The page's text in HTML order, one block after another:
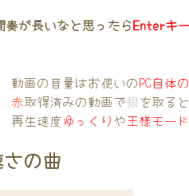
奏が長いなと思ったらEnterキ
動画の音量はお使いのPC自体
赤取得済みの動画で銀を取る
再生速度ゆっくりや王様モー
の曲